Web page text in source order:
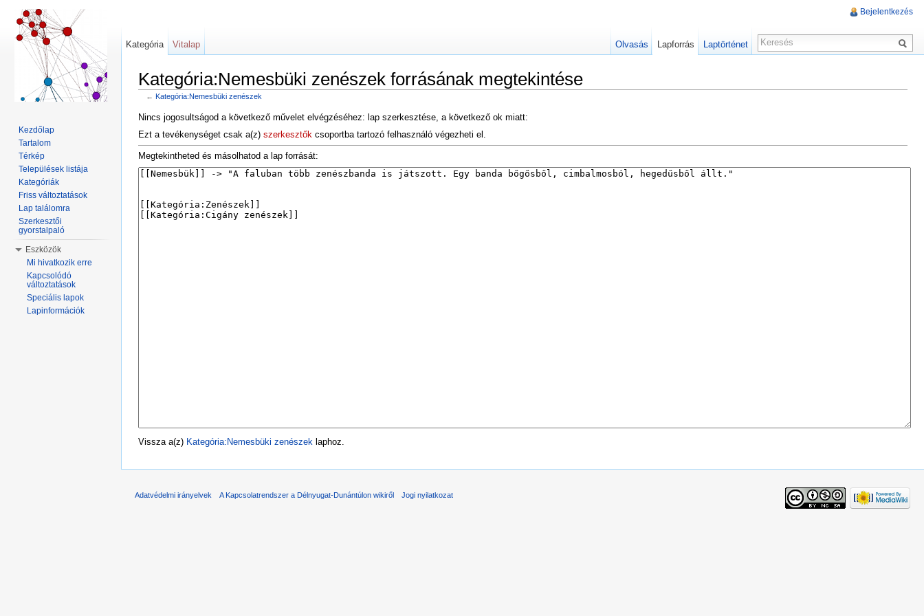
Kategória:Nemesbüki zenészek forrásának megtekintése
← Kategória:Nemesbüki zenészek
Nincs jogosultságod a következő művelet elvégzéséhez: lap szerkesztése, a következő ok miatt:
Ezt a tevékenységet csak a(z) szerkesztők csoportba tartozó felhasználó végezheti el.
Megtekintheted és másolhatod a lap forrását:
Vissza a(z) Kategória:Nemesbüki zenészek laphoz.
Bejelentkezés
Kategória Vitalap Olvasás Lapforrás Laptörténet
Kezdőlap
Tartalom
Térkép
Települések listája
Kategóriák
Friss változtatások
Lap találomra
Szerkesztői
gyorstalpaló
Eszközök
Mi hivatkozik erre
Kapcsolódó
változtatások
Speciális lapok
Lapinformációk
Adatvédelmi irányelvek A Kapcsolatrendszer a Délnyugat-Dunántúlon wikiről Jogi nyilatkozat